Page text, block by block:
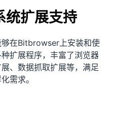
扩展支持
在Bitbrowser上安装和使
扩展程序，丰富了浏览器
、数据抓取扩展等，满足
需求。